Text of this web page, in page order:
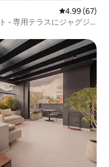
レビュー67
4.99 (67)
- 専用テラスにジャグジ